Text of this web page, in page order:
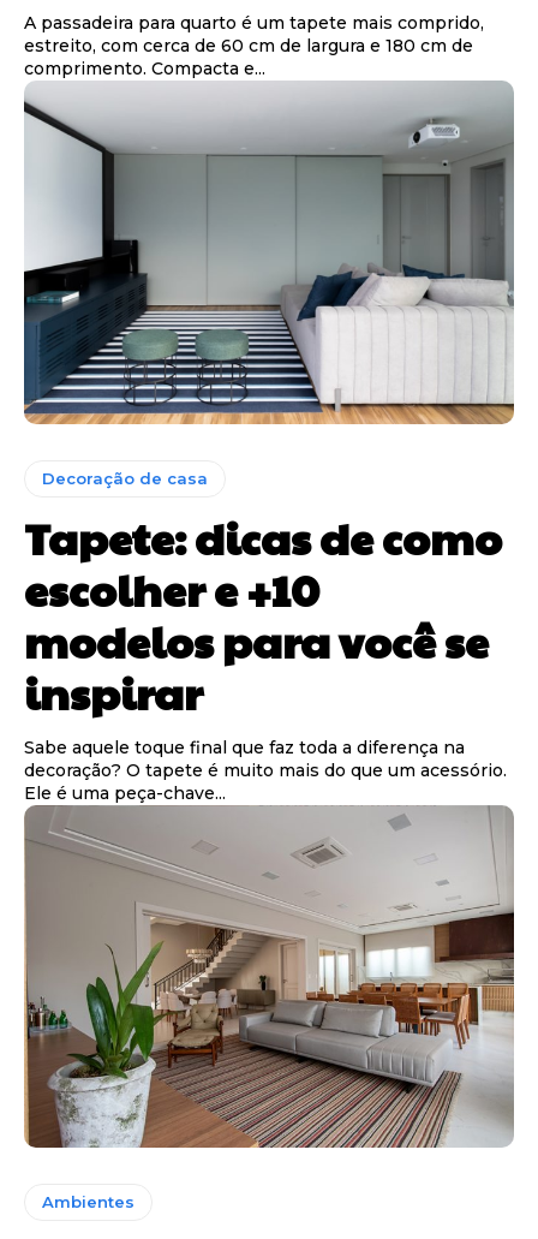
A passadeira para quarto é um tapete mais comprido,
estreito, com cerca de 60 cm de largura e 180 cm de
comprimento. Compacta e...
Decoração de casa
Tapete: dicas de como
escolher e +10
modelos para você se
inspirar
Sabe aquele toque final que faz toda a diferença na
decoração? O tapete é muito mais do que um acessório.
Ele é uma peça-chave...
Ambientes